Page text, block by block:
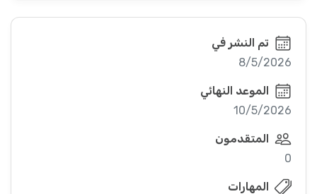
تم النشر في
8/5/2026
الموعد النهائي
10/5/2026
المتقدمون
0
المهارات